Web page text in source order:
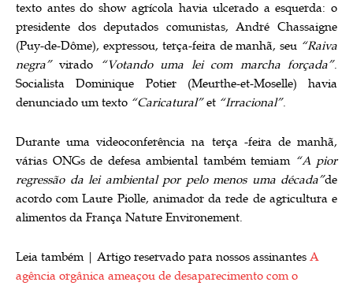
texto antes do show agrícola havia ulcerado a esquerda: o
presidente dos deputados comunistas, André Chassaigne
(Puy-de-Dôme), expressou, terça-feira de manhã, seu “Raiva
negra”virado “Votando uma lei com marcha forçada”.
Socialista Dominique Potier (Meurthe-et-Moselle) havia
denunciado um texto “Caricatural”et “Irracional”.
Durante uma videoconferência na terça -feira de manhã,
várias ONGs de defesa ambiental também temiam “A pior
regressão da lei ambiental por pelo menos uma década”de
acordo com Laure Piolle, animador da rede de agricultura e
alimentos da França Nature Environement.
Leia também | Artigo reservado para nossos assinantes A
agência orgânica ameaçou de desaparecimento com o